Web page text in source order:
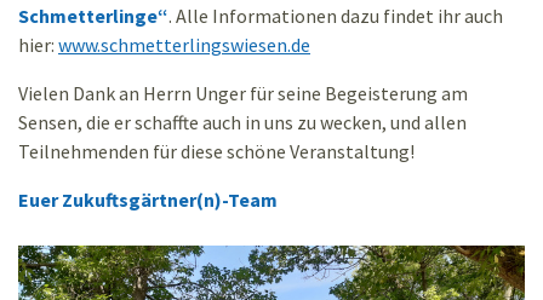
Schmetterlinge“. Alle Informationen dazu findet ihr auch
hier: www.schmetterlingswiesen.de
Vielen Dank an Herrn Unger für seine Begeisterung am
Sensen, die er schaffte auch in uns zu wecken, und allen
Teilnehmenden für diese schöne Veranstaltung!
Euer Zukuftsgärtner(n)-Team